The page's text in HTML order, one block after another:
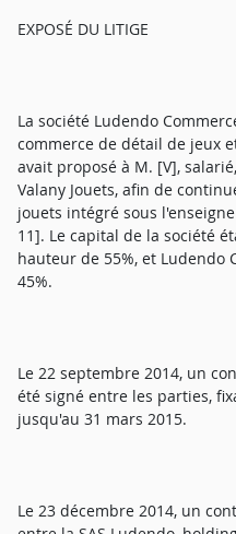
EXPOSÉ DU LITIGE
La société Ludendo
commerce de détail de jeux
avait proposé à M. [V],
Valany Jouets, afin de
jouets intégré sous
11]. Le capital de la société
hauteur de 55%, et Ludendo
45%.
Le 22 septembre 2014, un
été signé entre les parties,
jusqu'au 31 mars 2015.
Le 23 décembre 2014, un